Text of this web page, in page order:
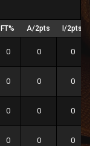
FT% A/2pts I/2pts
0 0 0
0 0 0
0 0 0
0 0 0